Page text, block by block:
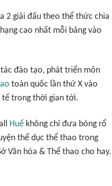
2 giải đấu theo thể thức chia
cao nhất mỗi bảng vào
đào tạo, phát triển môn
toàn quốc lần thứ X vào
tế trong thời gian tới.
Huế không chỉ đưa bóng rổ
thể dục thể thao trong
Văn hóa & Thể thao cho hay.